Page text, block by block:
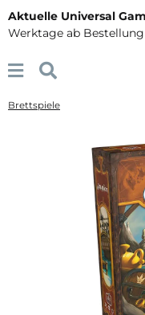
Aktuelle Universal
Werktage ab Bestellung
Brettspiele